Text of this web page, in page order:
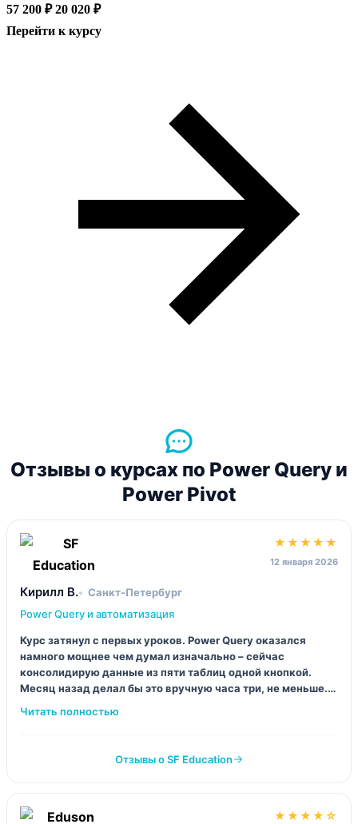
57 200 ₽ 20 020 ₽
Перейти к курсу
Отзывы о курсах по Power Query и
Power Pivot
★★★★★
12 января 2026
Кирилл В.
Санкт-Петербург
Power Query и автоматизация
Курс затянул с первых уроков. Power Query оказался
намного мощнее чем думал изначально – сейчас
консолидирую данные из пяти таблиц одной кнопкой.
Месяц назад делал бы это вручную часа три, не меньше.
Преподаватель объясняет без лишней воды.
Отзывы о SF Education
★★★★☆